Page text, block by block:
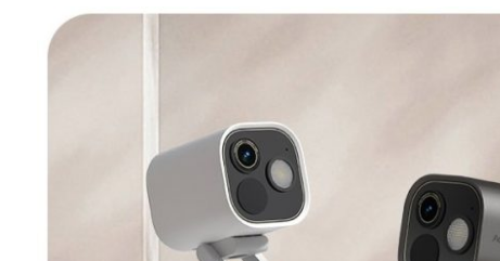
Ordinateurs Fixes
Workstation
Carte Graphique
Cartes mères